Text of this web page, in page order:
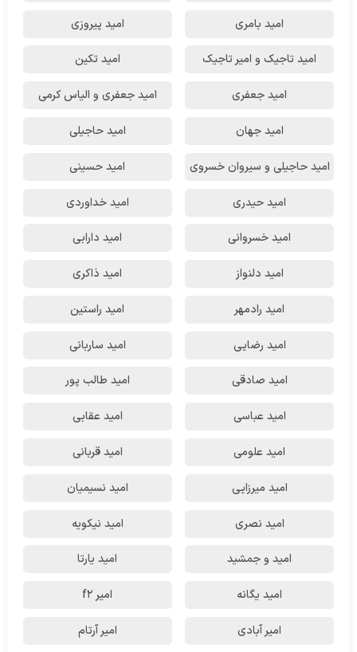
امید بامری امید پیروزی
امید تاجیک و امیر تاجیک امید تکین
امید جعفری امید جعفری و الیاس کرمی
امید جهان امید حاجیلی
امید حاجیلی و سیروان خسروی امید حسینی
امید حیدری امید خداوردی
امید خسروانی امید دارابی
امید دلنواز امید ذاکری
امید رادمهر امید راستین
امید رضایی امید ساربانی
امید صادقی امید طالب پور
امید عباسی امید عقابی
امید علومی امید قربانی
امید میرزایی امید نسیمیان
امید نصری امید نیکویه
امید و جمشید امید یارتا
امید یگانه امیر f2
امیر آبادی امیر آرتام